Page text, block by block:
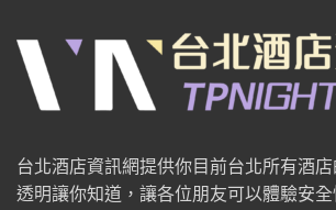
台北酒店資訊網提供你目前台北所有酒
透明讓你知道，讓各位朋友可以體驗安